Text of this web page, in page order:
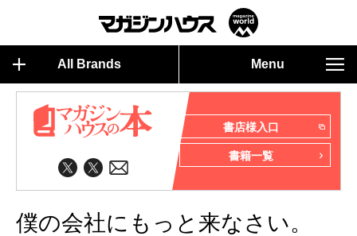
All Brands Menu
書店様入口
書籍一覧
僕の会社にもっと来なさい。